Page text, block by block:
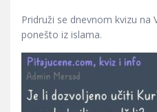
Pridruži se dnevnom kvizu na
ponešto iz islama.